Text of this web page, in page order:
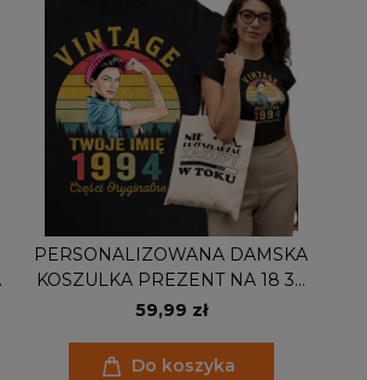
PERSONALIZOWANA DAMSKA
KOSZULKA PREZENT NA 18 30
40 50 60 70 URODZINY PIN UP
GRATIS
59,99 zł
Do koszyka